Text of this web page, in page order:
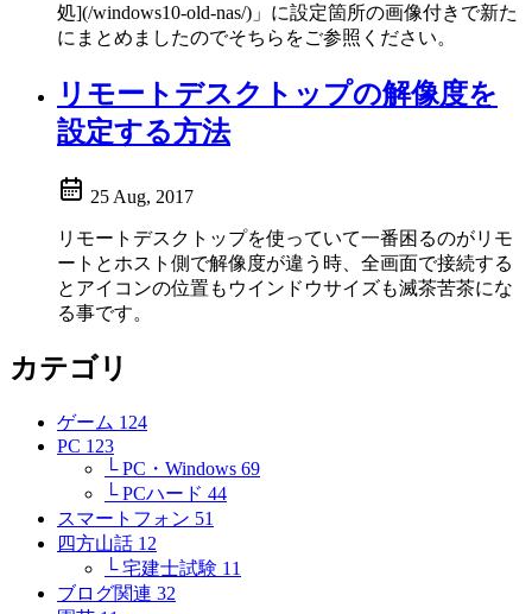
処](/windows10-old-nas/)」に設定箇所の画像付きで新た
にまとめましたのでそちらをご参照ください。
リモートデスクトップの解像度を
設定する方法
25 Aug, 2017
リモートデスクトップを使っていて一番困るのがリモ
ートとホスト側で解像度が違う時、全画面で接続する
とアイコンの位置もウインドウサイズも滅茶苦茶にな
る事です。
カテゴリ
ゲーム 124
PC 123
└ PC・Windows 69
└ PCハード 44
スマートフォン 51
四方山話 12
└ 宅建士試験 11
ブログ関連 32